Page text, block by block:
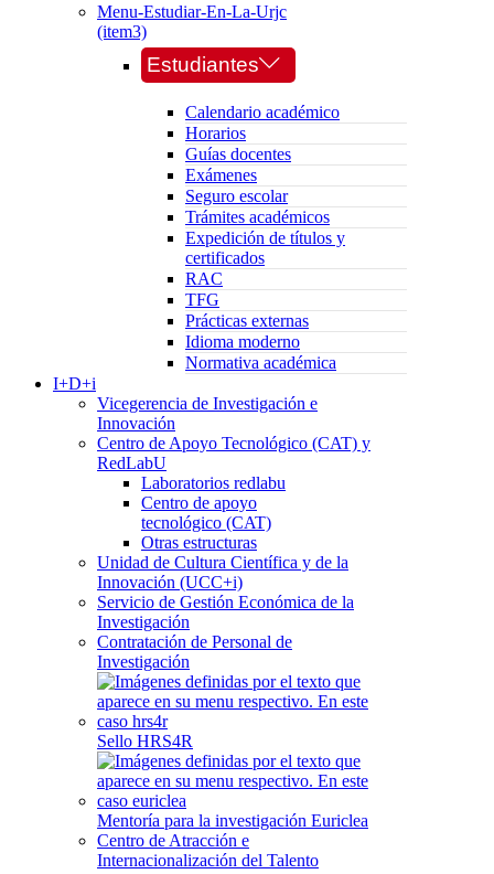
Menu-Estudiar-En-La-Urjc
(item3)
Estudiantes
Calendario académico
Horarios
Guías docentes
Exámenes
Seguro escolar
Trámites académicos
Expedición de títulos y
certificados
RAC
TFG
Prácticas externas
Idioma moderno
Normativa académica
I+D+i
Vicegerencia de Investigación e
Innovación
Centro de Apoyo Tecnológico (CAT) y
RedLabU
Laboratorios redlabu
Centro de apoyo
tecnológico (CAT)
Otras estructuras
Unidad de Cultura Científica y de la
Innovación (UCC+i)
Servicio de Gestión Económica de la
Investigación
Contratación de Personal de
Investigación
Sello HRS4R
Mentoría para la investigación Euriclea
Centro de Atracción e
Internacionalización del Talento